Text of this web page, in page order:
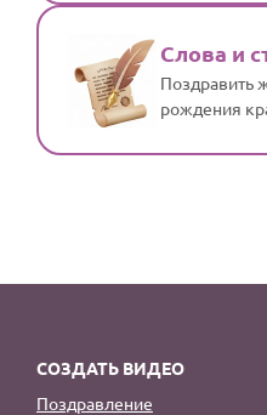
Слова и
Поздравить
рождения
СОЗДАТЬ ВИДЕО
Поздравление